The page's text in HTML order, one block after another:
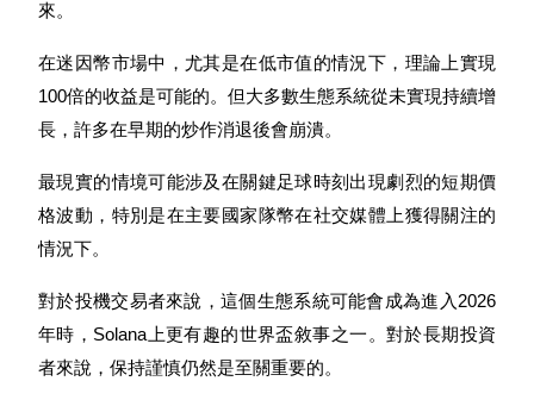
來。
在迷因幣市場中，尤其是在低市值的情況下，理論上實現
100倍的收益是可能的。但大多數生態系統從未實現持續增
長，許多在早期的炒作消退後會崩潰。
最現實的情境可能涉及在關鍵足球時刻出現劇烈的短期價
格波動，特別是在主要國家隊幣在社交媒體上獲得關注的
情況下。
對於投機交易者來說，這個生態系統可能會成為進入2026
年時，Solana上更有趣的世界盃敘事之一。對於長期投資
者來說，保持謹慎仍然是至關重要的。